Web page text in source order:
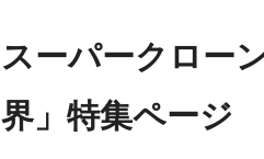
スーパークロー
界」特集ページ